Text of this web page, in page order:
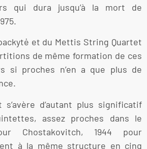
qui dura jusqu’à la mort de
et du Mettis String Quartet
de même formation de ces
si proches n’en a que plus de
s’avère d’autant plus significatif
assez proches dans le
Chostakovitch, 1944 pour
à la même structure en cinq